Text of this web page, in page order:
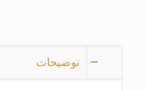
توضیحات